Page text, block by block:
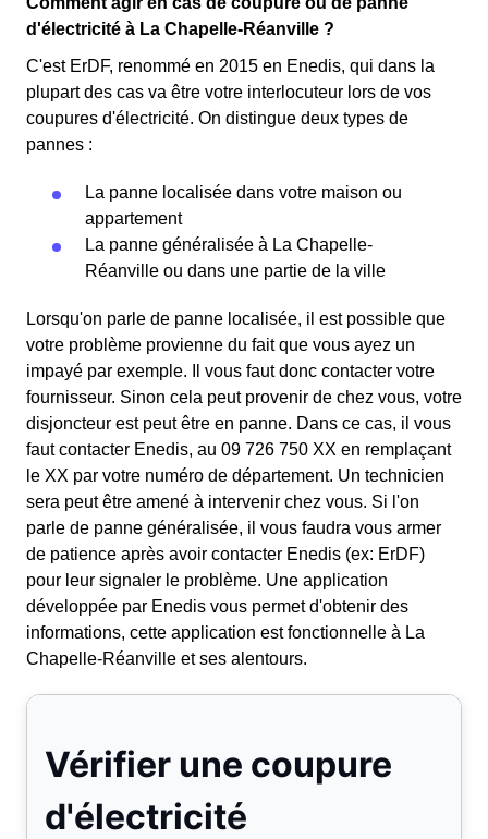
d'électricité à La Chapelle-Réanville ?
C'est ErDF, renommé en 2015 en Enedis, qui dans la
plupart des cas va être votre interlocuteur lors de vos
coupures d'électricité. On distingue deux types de
pannes :
La panne localisée dans votre maison ou
appartement
La panne généralisée à La Chapelle-
Réanville ou dans une partie de la ville
Lorsqu'on parle de panne localisée, il est possible que
votre problème provienne du fait que vous ayez un
impayé par exemple. Il vous faut donc contacter votre
fournisseur. Sinon cela peut provenir de chez vous, votre
disjoncteur est peut être en panne. Dans ce cas, il vous
faut contacter Enedis, au 09 726 750 XX en remplaçant
le XX par votre numéro de département. Un technicien
sera peut être amené à intervenir chez vous. Si l'on
parle de panne généralisée, il vous faudra vous armer
de patience après avoir contacter Enedis (ex: ErDF)
pour leur signaler le problème. Une application
développée par Enedis vous permet d'obtenir des
informations, cette application est fonctionnelle à La
Chapelle-Réanville et ses alentours.